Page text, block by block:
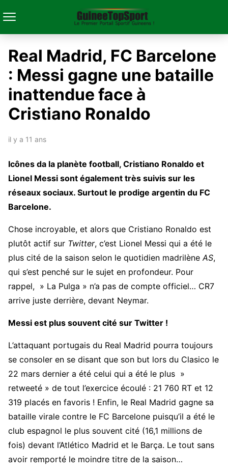
Real Madrid, FC Barcelone
: Messi gagne une bataille
inattendue face à
Cristiano Ronaldo
il y a 11 ans
Icônes da la planète football, Cristiano Ronaldo et
Lionel Messi sont également très suivis sur les
réseaux sociaux. Surtout le prodige argentin du FC
Barcelone.
Chose incroyable, et alors que Cristiano Ronaldo est
plutôt actif sur Twitter, c’est Lionel Messi qui a été le
plus cité de la saison selon le quotidien madrilèneAS,
qui s’est penché sur le sujet en profondeur. Pour
rappel, » La Pulga » n’a pas de compte officiel… CR7
arrive juste derrière, devant Neymar.
Messi est plus souvent cité sur Twitter !
L’attaquant portugais du Real Madrid pourra toujours
se consoler en se disant que son but lors du Clasico le
22 mars dernier a été celui qui a été le plus »
retweeté » de tout l’exercice écoulé : 21 760 RT et 12
319 placés en favoris ! Enfin, le Real Madrid gagne sa
bataille virale contre le FC Barcelone puisqu’il a été le
club espagnol le plus souvent cité (16,1 millions de
fois) devant l’Atlético Madrid et le Barça. Le tout sans
avoir remporté le moindre titre de la saison…